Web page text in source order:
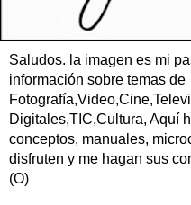
Saludos. la imagen es mi
información sobre temas de
Digitales,TIC,Cultura, Aquí
conceptos, manuales,
disfruten y me hagan sus
(O)